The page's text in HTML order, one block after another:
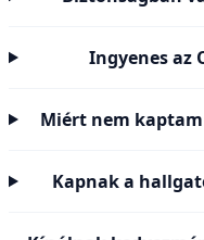
Ingyenes az
Miért nem
Kapnak a